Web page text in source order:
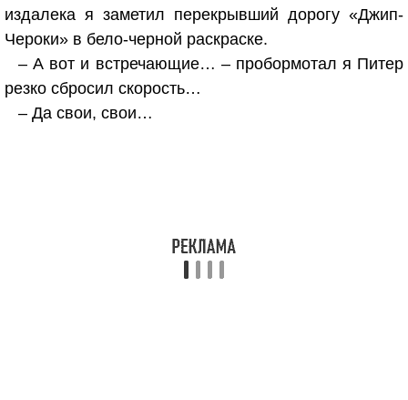
издалека я заметил перекрывший дорогу «Джип-
Чероки» в бело-черной раскраске.
– А вот и встречающие… – пробормотал я Питер
резко сбросил скорость…
– Да свои, свои…